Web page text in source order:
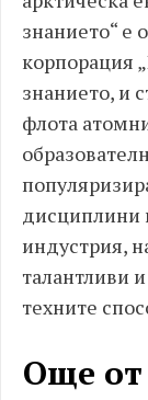
знанието“ е
корпорация
знанието, и
флота
дисциплини
индустрия,
талантливи
техните
Още от